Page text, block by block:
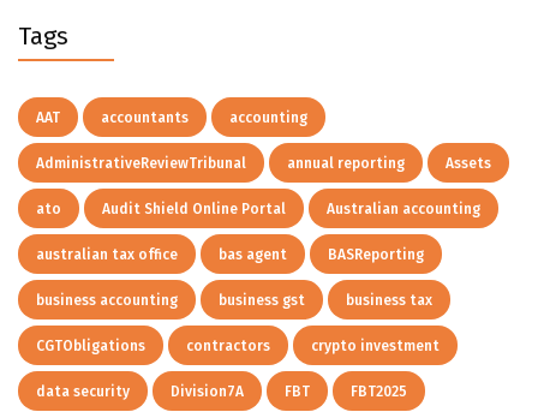
Tags
AAT accountants accounting
AdministrativeReviewTribunal annual reporting Assets
ato Audit Shield Online Portal Australian accounting
australian tax office bas agent BASReporting
business accounting business gst business tax
CGTObligations contractors crypto investment
data security Division7A FBT FBT2025